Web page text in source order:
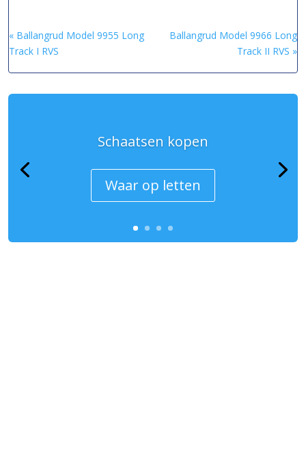
« Ballangrud Model 9955 Long
Track I RVS
Ballangrud Model 9966 Long
Track II RVS »
Schaatsen kopen
Waar op letten